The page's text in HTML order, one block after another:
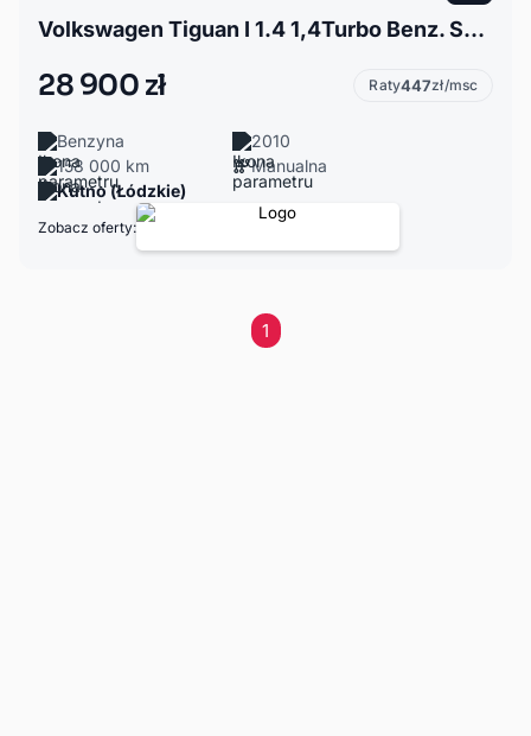
Volkswagen Tiguan I 1.4 1,4Turbo Benz. Serwis,Klimatronic 2 str.Tempomat.Podg.Fot.OKAZJA
28 900 zł Raty447zł/msc
Benzyna
2010
158 000 km
Manualna
Kutno (Łódzkie)
Zobacz oferty:
1